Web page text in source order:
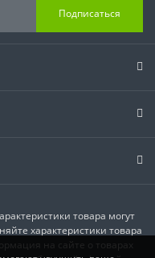
Подписаться
товара могут
характеристики товара
на сайте о товарах